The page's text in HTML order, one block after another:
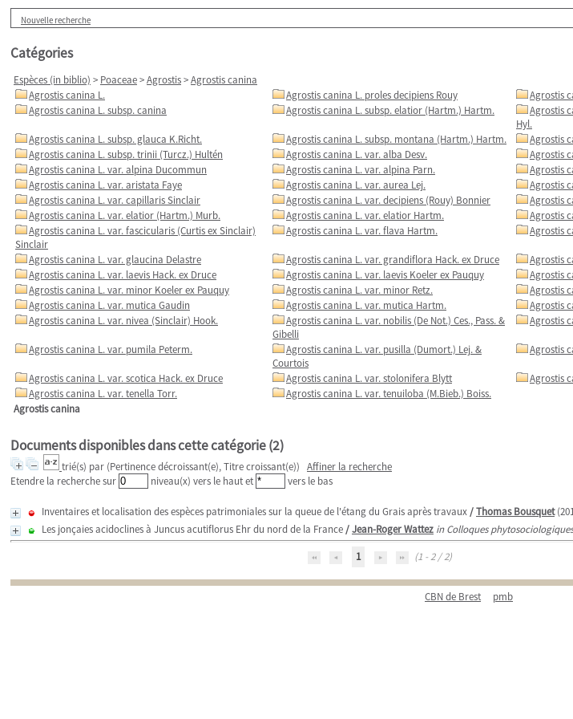
Nouvelle recherche
Catégories
Espèces (in biblio) > Poaceae>Agrostis>Agrostis canina
Agrostis canina L.
Agrostis canina L. proles decipiens Rouy
Agrostis
Agrostis canina L. subsp. canina
Agrostis canina L. subsp. elatior (Hartm.) Hartm.
Agrostis
Hyl.
Agrostis canina L. subsp. glauca K.Richt.
Agrostis canina L. subsp. montana (Hartm.) Hartm.
Agrostis
Agrostis canina L. subsp. trinii (Turcz.) Hultén
Agrostis canina L. var. alba Desv.
Agrostis
Agrostis canina L. var. alpina Ducommun
Agrostis canina L. var. alpina Parn.
Agrostis
Agrostis canina L. var. aristata Faye
Agrostis canina L. var. aurea Lej.
Agrostis
Agrostis canina L. var. capillaris Sinclair
Agrostis canina L. var. decipiens (Rouy) Bonnier
Agrostis
Agrostis canina L. var. elatior (Hartm.) Murb.
Agrostis canina L. var. elatior Hartm.
Agrostis
Agrostis canina L. var. fascicularis (Curtis ex Sinclair)
Sinclair
Agrostis canina L. var. flava Hartm. Agrostis
Agrostis canina L. var. glaucina Delastre Agrostis canina L. var. grandiflora Hack. ex Druce
Agrostis
Agrostis canina L. var. laevis Hack. ex Druce
Agrostis canina L. var. laevis Koeler ex Pauquy
Agrostis
Agrostis canina L. var. minor Koeler ex Pauquy
Agrostis canina L. var. minor Retz.
Agrostis
Agrostis canina L. var. mutica Gaudin
Agrostis canina L. var. mutica Hartm.
Agrostis
Agrostis canina L. var. nivea (Sinclair) Hook.
Agrostis canina L. var. nobilis (De Not.) Ces., Pass. &
Gibelli
Agrostis
Agrostis canina L. var. pumila Peterm.
Agrostis canina L. var. pusilla (Dumort.) Lej. &
Courtois
Agrostis
Agrostis canina L. var. scotica Hack. ex Druce Agrostis canina L. var. stolonifera Blytt
Agrostis
Agrostis canina L. var. tenella Torr.
Agrostis canina L. var. tenuiloba (M.Bieb.) Boiss.
Agrostis canina
Documents disponibles dans cette catégorie (2)
trié(s) par (Pertinence décroissant(e), Titre croissant(e)) Affiner la recherche
Etendre la recherche sur
niveau(x) vers le haut et vers le bas
Inventaires et localisation des espèces patrimoniales sur la queue de l'étang du Grais après travaux/Thomas Bousquet
Les jonçaies acidoclines à Juncus acutiflorus Ehr du nord de la France/Jean-Roger Wattez in Colloques
1
(1 - 2 / 2)
CBN de Brest pmb